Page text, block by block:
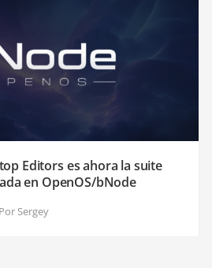
Editors es ahora la suite
en OpenOS/bNode
Por Sergey